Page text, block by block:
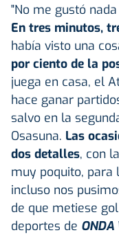
"No me gustó nada
En tres minutos,
había visto una
por ciento de la
juega en casa, el
hace ganar
salvo en la
Osasuna. Las
dos detalles, con
muy poquito,
incluso nos
de que metiese
deportes de ONDA